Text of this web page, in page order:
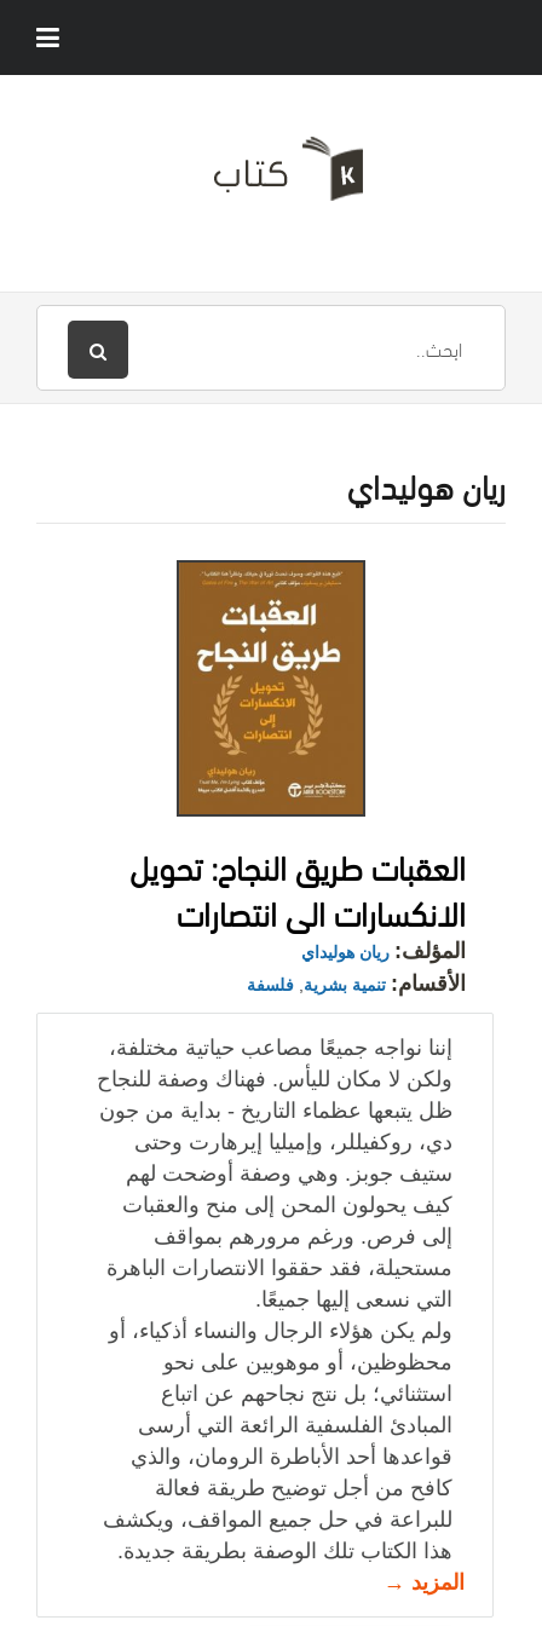
ريان هوليداي
‎العقبات طريق النجاح: تحويل
الانكسارات الى انتصارات‎
المؤلف: ريان هوليداي
الأقسام: تنمية بشرية فلسفة
إننا نواجه جميعًا مصاعب حياتية مختلفة،
ولكن لا مكان لليأس. فهناك وصفة للنجاح
ظل يتبعها عظماء التاريخ - بداية من جون
دي، روكفيللر، وإميليا إيرهارت وحتى
ستيف جوبز. وهي وصفة أوضحت لهم
كيف يحولون المحن إلى منح والعقبات
إلى فرص. ورغم مرورهم بمواقف
مستحيلة، فقد حققوا الانتصارات الباهرة
التي نسعى إليها جميعًا.
ولم يكن هؤلاء الرجال والنساء أذكياء، أو
محظوظين، أو موهوبين على نحو
استثنائي؛ بل نتج نجاحهم عن اتباع
المبادئ الفلسفية الرائعة التي أرسى
قواعدها أحد الأباطرة الرومان، والذي
كافح من أجل توضيح طريقة فعالة
للبراعة في حل جميع المواقف، ويكشف
هذا الكتاب تلك الوصفة بطريقة جديدة.
المزيد →